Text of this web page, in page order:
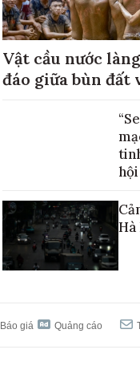
Vật cầu nước
đáo giữa bùn đất
Hà
Báo giá Quảng cáo